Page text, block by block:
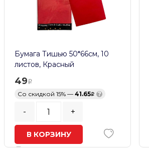
Бумага Тишью 50*66см, 10
листов, Красный
49
Со скидкой 15% — 41.65 ?
- +
В КОРЗИНУ